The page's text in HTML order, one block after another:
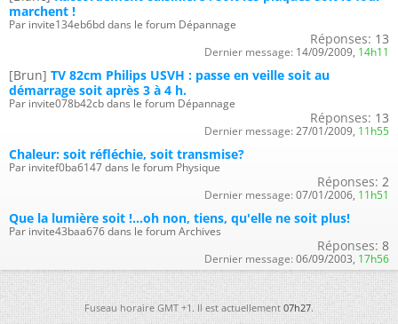
marchent !
Par invite134eb6bd dans le forum Dépannage
Réponses: 13
Dernier message: 14/09/2009, 14h11
[Brun] TV 82cm Philips USVH : passe en veille soit au
démarrage soit après 3 à 4 h.
Par invite078b42cb dans le forum Dépannage
Réponses: 13
Dernier message: 27/01/2009, 11h55
Chaleur: soit réfléchie, soit transmise?
Par invitef0ba6147 dans le forum Physique
Réponses: 2
Dernier message: 07/01/2006, 11h51
Que la lumière soit !...oh non, tiens, qu'elle ne soit plus!
Par invite43baa676 dans le forum Archives
Réponses: 8
Dernier message: 06/09/2003, 17h56
Fuseau horaire GMT +1. Il est actuellement07h27.